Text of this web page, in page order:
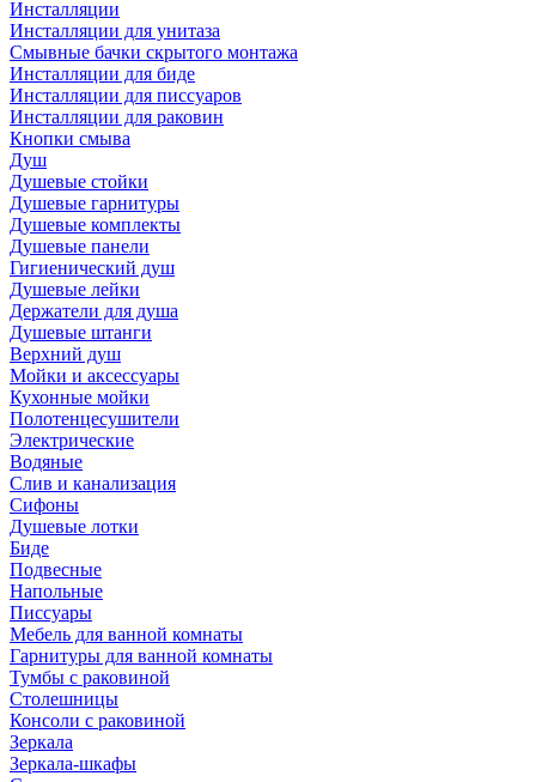
Инсталляции
Инсталляции для унитаза
Смывные бачки скрытого монтажа
Инсталляции для биде
Инсталляции для писсуаров
Инсталляции для раковин
Кнопки смыва
Душ
Душевые стойки
Душевые гарнитуры
Душевые комплекты
Душевые панели
Гигиенический душ
Душевые лейки
Держатели для душа
Душевые штанги
Верхний душ
Мойки и аксессуары
Кухонные мойки
Полотенцесушители
Электрические
Водяные
Слив и канализация
Сифоны
Душевые лотки
Биде
Подвесные
Напольные
Писсуары
Мебель для ванной комнаты
Гарнитуры для ванной комнаты
Тумбы с раковиной
Столешницы
Консоли с раковиной
Зеркала
Зеркала-шкафы